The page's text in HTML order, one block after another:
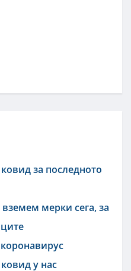
за последното
мерки сега, за
у нас